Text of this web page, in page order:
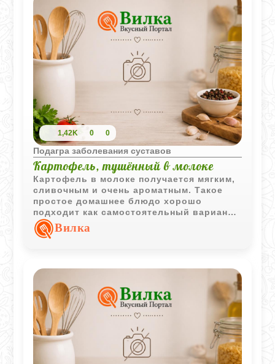
1,42K 0 0
Подагра заболевания суставов
Картофель, тушённый в молоке
Картофель в молоке получается мягким,
сливочным и очень ароматным. Такое
простое домашнее блюдо хорошо
подходит как самостоятельный вариант
или лёгкий гарнир.
Вилка